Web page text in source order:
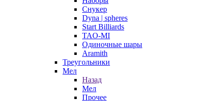
Снукер
Dyna | spheres
Start Billiards
TAO-MI
Одиночные шары
Aramith
Треугольники
Мел
Назад
Мел
Прочее